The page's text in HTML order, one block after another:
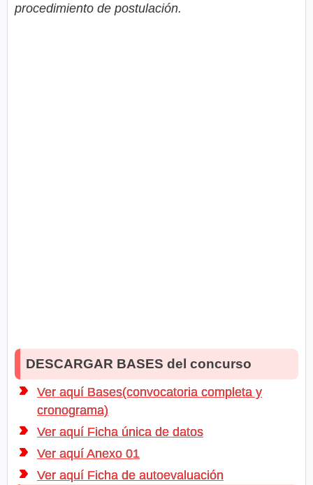
procedimiento de postulación.
DESCARGAR BASES del concurso
Ver aquí Bases(convocatoria completa y
cronograma)
Ver aquí Ficha única de datos
Ver aquí Anexo 01
Ver aquí Ficha de autoevaluación